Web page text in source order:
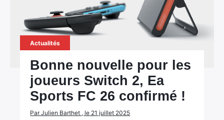
Actualités
Bonne nouvelle pour les
joueurs Switch 2, Ea
Sports FC 26 confirmé !
Par Julien Barthet , le 21 juillet 2025